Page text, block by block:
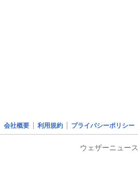
会社概要 利用規約 プライバシーポリシー
ウェザーニュース